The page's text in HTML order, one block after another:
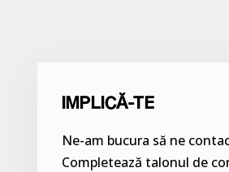
IMPLICĂ-TE
Ne-am bucura să ne
Completează talonul de